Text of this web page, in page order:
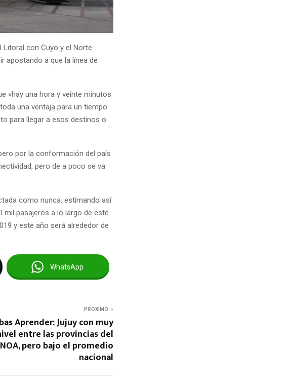
Litoral con Cuyo y el Norte
apostando a que la línea de
«hay una hora y veinte minutos
una ventaja para un tiempo
para llegar a esos destinos o
por la conformación del país
pero de a poco se va
como nunca, estimando así
mil pasajeros a lo largo de este
y este año será alrededor de
WhatsApp
PROXIMO
Aprender: Jujuy con muy
entre las provincias del
NOA, pero bajo el promedio
nacional